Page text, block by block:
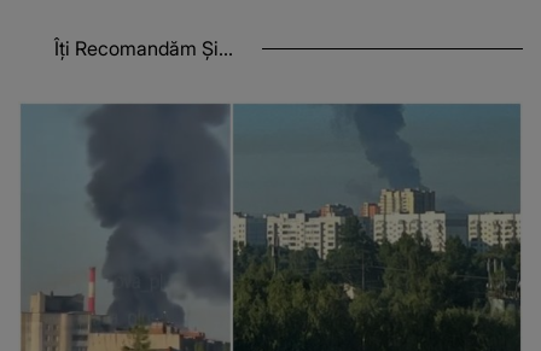
Îți Recomandăm Și...